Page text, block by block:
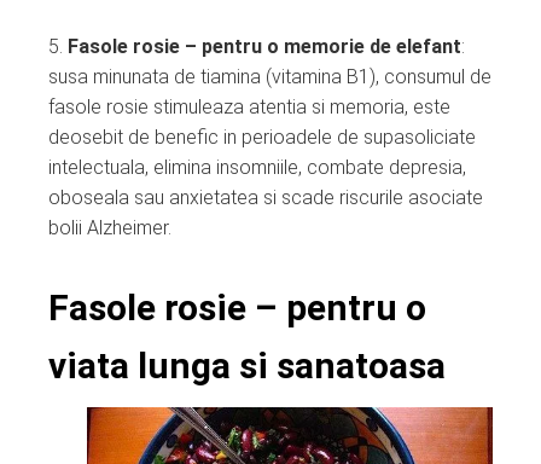
5. Fasole rosie – pentru o memorie de elefant:
susa minunata de tiamina (vitamina B1), consumul de
fasole rosie stimuleaza atentia si memoria, este
deosebit de benefic in perioadele de supasoliciate
intelectuala, elimina insomniile, combate depresia,
oboseala sau anxietatea si scade riscurile asociate
bolii Alzheimer.
Fasole rosie – pentru o
viata lunga si sanatoasa